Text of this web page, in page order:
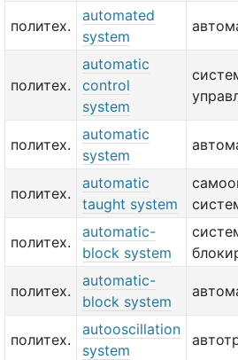
политех.
automated
system
политех.
automatic
control
system
политех.
automatic
system
политех.
automatic
taught system
политех.
automatic-
block system
политех.
automatic-
block system
политех.
autooscillation
system